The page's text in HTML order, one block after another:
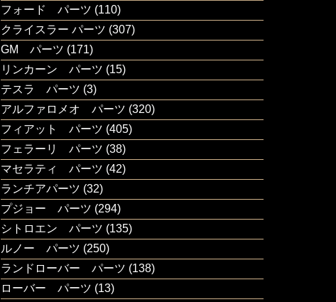
フォード パーツ (110)
クライスラー パーツ (307)
GM パーツ (171)
リンカーン パーツ (15)
テスラ パーツ (3)
アルファロメオ パーツ (320)
フィアット パーツ (405)
フェラーリ パーツ (38)
マセラティ パーツ (42)
ランチアパーツ (32)
プジョー パーツ (294)
シトロエン パーツ (135)
ルノー パーツ (250)
ランドローバー パーツ (138)
ローバー パーツ (13)